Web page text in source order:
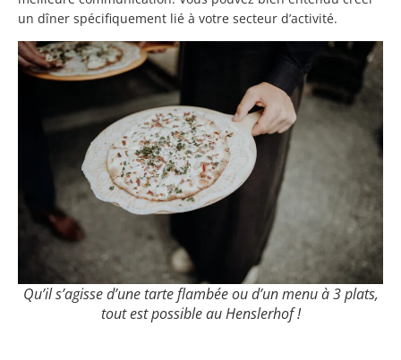
un dîner spécifiquement lié à votre secteur d’activité.
Qu’il s’agisse d’une tarte flambée ou d’un menu à 3 plats,
tout est possible au Henslerhof !